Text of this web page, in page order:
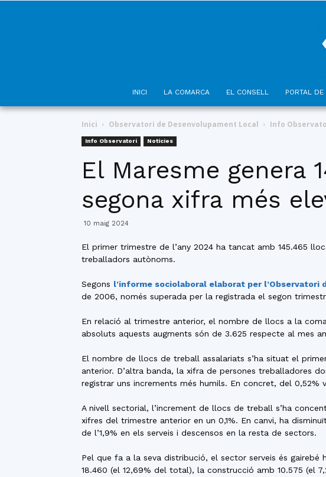
INICI LA COMARCA EL CONSELL PORTAL DE
Inici Observatori de Desenvolupament Local Info
Info Observatori Notícies
El Maresme genera
segona xifra més
10 maig 2024
El primer trimestre de l’any 2024 ha tancat amb 145.465
treballadors autònoms.
Segons l’informe sociolaboral elaborat per l’Observatori
de 2006, només superada per la registrada el segon
En relació al trimestre anterior, el nombre de llocs a la
absoluts aquests augments són de 3.625 respecte al mes
El nombre de llocs de treball assalariats s’ha situat el
anterior. D’altra banda, la xifra de persones treballadores
registrar uns increments més humils. En concret, del 0,52%
A nivell sectorial, l’increment de llocs de treball s’ha
xifres del trimestre anterior en un 0,1%. En canvi, ha
de l’1,9% en els serveis i descensos en la resta de sectors.
Pel que fa a la seva distribució, el sector serveis és
18.460 (el 12,69% del total), la construcció amb 10.575 (el